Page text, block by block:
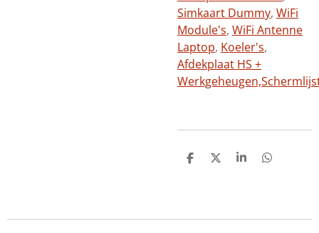
Simkaart Dummy, WiFi
Module's, WiFi Antenne
Laptop, Koeler's,
Afdekplaat HS +
Werkgeheugen,
D
D
S
D